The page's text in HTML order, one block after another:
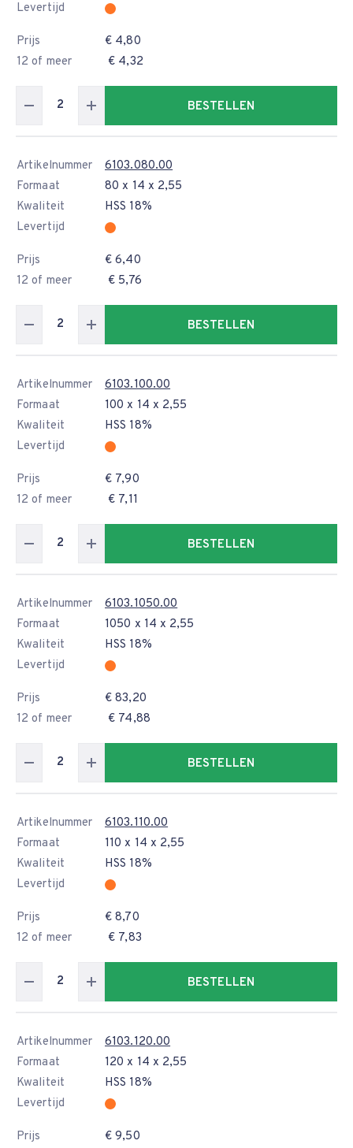
Levertijd
Prijs
€ 4,80
12 of meer
€ 4,32
BESTELLEN
Artikelnummer
6103.080.00
Formaat
80 x 14 x 2,55
Kwaliteit
HSS 18%
Levertijd
Prijs
€ 6,40
12 of meer
€ 5,76
BESTELLEN
Artikelnummer
6103.100.00
Formaat
100 x 14 x 2,55
Kwaliteit
HSS 18%
Levertijd
Prijs
€ 7,90
12 of meer
€ 7,11
BESTELLEN
Artikelnummer
6103.1050.00
Formaat
1050 x 14 x 2,55
Kwaliteit
HSS 18%
Levertijd
Prijs
€ 83,20
12 of meer
€ 74,88
BESTELLEN
Artikelnummer
6103.110.00
Formaat
110 x 14 x 2,55
Kwaliteit
HSS 18%
Levertijd
Prijs
€ 8,70
12 of meer
€ 7,83
BESTELLEN
Artikelnummer
6103.120.00
Formaat
120 x 14 x 2,55
Kwaliteit
HSS 18%
Levertijd
Prijs € 9,50